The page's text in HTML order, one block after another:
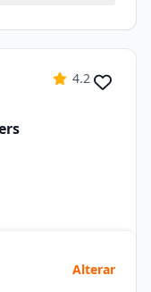
4.2
Alterar